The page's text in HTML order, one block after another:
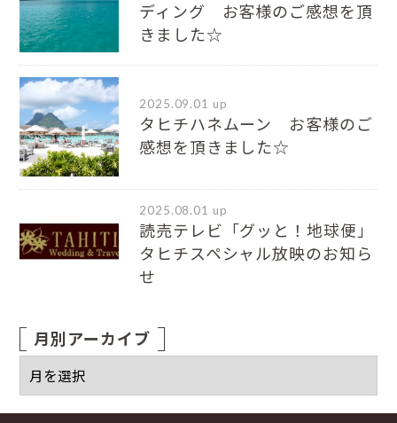
ディング お客様のご感想を頂
きました☆
2025.09.01 up
タヒチハネムーン お客様のご
感想を頂きました☆
2025.08.01 up
読売テレビ「グッと！地球便」
タヒチスペシャル放映のお知ら
せ
月別アーカイブ